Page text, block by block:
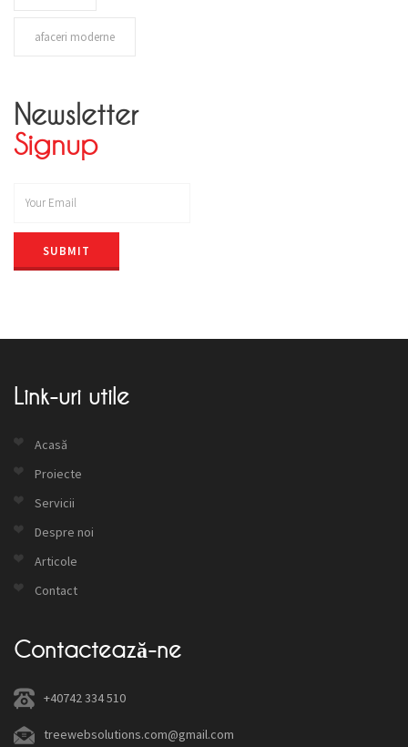
afaceri moderne
Newsletter
Signup
SUBMIT
Link-uri utile
Acasă
Proiecte
Servicii
Despre noi
Articole
Contact
Contactează-ne
+40742 334 510
treewebsolutions.com@gmail.com